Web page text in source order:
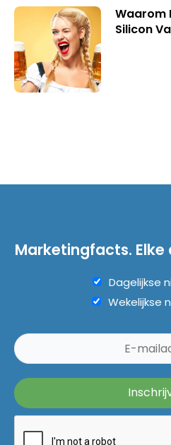
Waarom
Silicon
Marketingfacts. Elke
Dagelijkse
Wekelijkse